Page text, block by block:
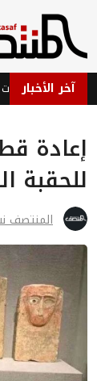
آخر الأخبار
إعادة
للحقبة
المنتصف